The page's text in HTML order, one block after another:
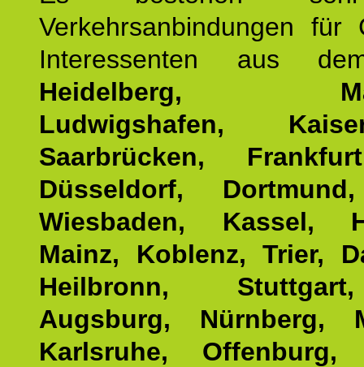
Verkehrsanbindungen für
Interessenten aus
Heidelberg,
Ludwigshafen,
Saarbrücken,
Düsseldorf,
Wiesbaden, Kassel,
Mainz, Koblenz, Trier,
Heilbronn,
Augsburg, Nürnberg,
Karlsruhe, Offenburg,